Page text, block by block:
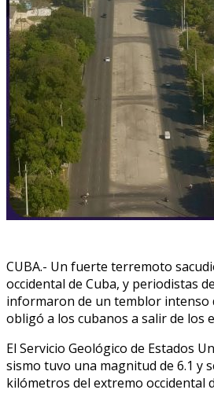
CUBA.- Un fuerte terremoto
occidental de Cuba, y periodistas
informaron de un temblor intenso
obligó a los cubanos a salir de los
El Servicio Geológico de Estados
sismo tuvo una magnitud de 6.1 y
kilómetros del extremo occidental